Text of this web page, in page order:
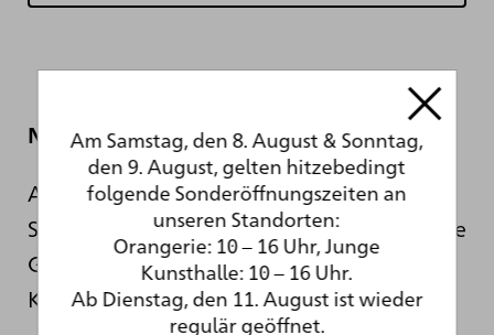
Newsletter
Auch während der sanierungsbedingten
Schließung informieren wir Sie hier über die
Geschehnisse hinter den Kulissen der
Kunsthalle.
Am Samstag, den 8. August & Sonntag,
den 9. August, gelten hitzebedingt
folgende Sonderöffnungszeiten an
unseren Standorten:
Orangerie: 10 – 16 Uhr, Junge
Kunsthalle: 10 – 16 Uhr.
Ab Dienstag, den 11. August ist wieder
regulär geöffnet.